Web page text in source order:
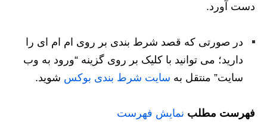
دست آورد.
در صورتی که قصد شرط بندی بر روی ام ام ای را
دارید؛ می توانید با کلیک بر روی گزینه “ورود به وب
سایت” منتقل به سایت شرط بندی بوکس شوید.
فهرست مطلب نمایش فهرست